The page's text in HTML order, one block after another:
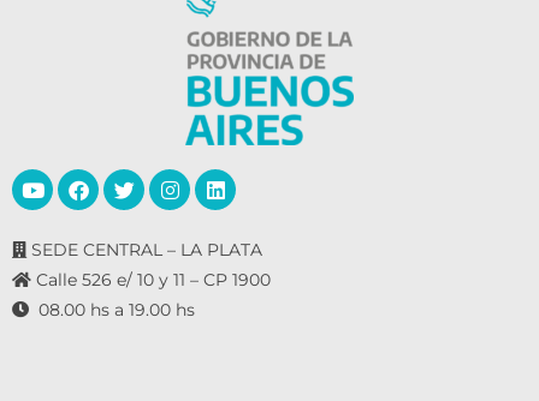
SEDE CENTRAL – LA PLATA
Calle 526 e/ 10 y 11 – CP 1900
08.00 hs a 19.00 hs